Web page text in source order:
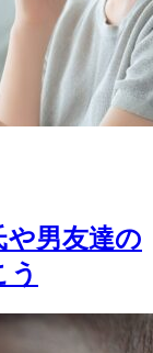
や男友達の
う